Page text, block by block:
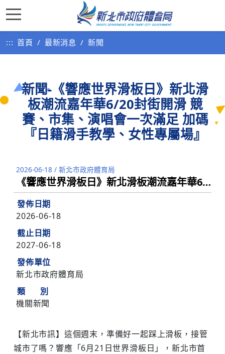
::: 首頁 最新消息 新聞
新聞-《響應世界滑板日》新北滑
板潮流嘉年華6/20封街開滑 競
賽、市集、演唱會一次滿足 加碼
『日籍滑手教學、女性專屬場』
2026-06-18 / 新北市政府體育局
《響應世界滑板日》新北滑板潮流嘉年華6/20封街開滑 競賽、市集、演唱會一次滿足 加碼『日籍滑手教學、女性專屬場』
發佈日期
2026-06-18
截止日期
2027-06-18
發佈單位
新北市政府體育局
類 別
機關新聞
【新北市訊】這個週末，準備好一起踩上滑板，接管
城市了嗎？響應「6月21日世界滑板日」，新北市首